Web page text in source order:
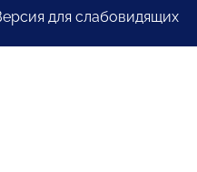
для слабовидящих